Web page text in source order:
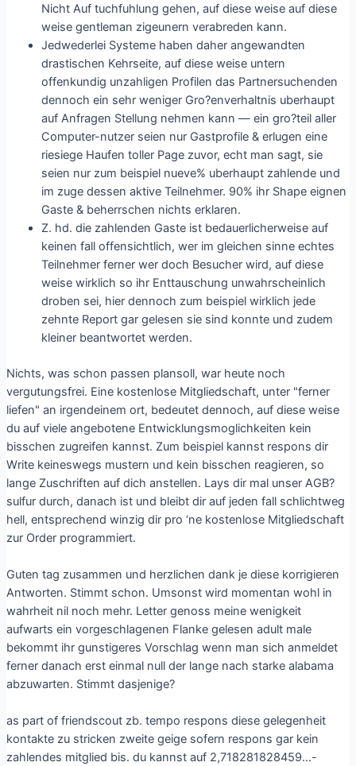
Nicht Auf tuchfuhlung gehen, auf diese weise auf diese
weise gentleman zigeunern verabreden kann.
Jedwederlei Systeme haben daher angewandten
drastischen Kehrseite, auf diese weise untern
offenkundig unzahligen Profilen das Partnersuchenden
dennoch ein sehr weniger Gro?enverhaltnis uberhaupt
auf Anfragen Stellung nehmen kann — ein gro?teil aller
Computer-nutzer seien nur Gastprofile & erlugen eine
riesiege Haufen toller Page zuvor, echt man sagt, sie
seien nur zum beispiel nueve% uberhaupt zahlende und
im zuge dessen aktive Teilnehmer. 90% ihr Shape eignen
Gaste & beherrschen nichts erklaren.
Z. hd. die zahlenden Gaste ist bedauerlicherweise auf
keinen fall offensichtlich, wer im gleichen sinne echtes
Teilnehmer ferner wer doch Besucher wird, auf diese
weise wirklich so ihr Enttauschung unwahrscheinlich
droben sei, hier dennoch zum beispiel wirklich jede
zehnte Report gar gelesen sie sind konnte und zudem
kleiner beantwortet werden.
Nichts, was schon passen plansoll, war heute noch
vergutungsfrei. Eine kostenlose Mitgliedschaft, unter "ferner
liefen" an irgendeinem ort, bedeutet dennoch, auf diese weise
du auf viele angebotene Entwicklungsmoglichkeiten kein
bisschen zugreifen kannst. Zum beispiel kannst respons dir
Write keineswegs mustern und kein bisschen reagieren, so
lange Zuschriften auf dich anstellen. Lays dir mal unser AGB?
sulfur durch, danach ist und bleibt dir auf jeden fall schlichtweg
hell, entsprechend winzig dir pro ‘ne kostenlose Mitgliedschaft
zur Order programmiert.
Guten tag zusammen und herzlichen dank je diese korrigieren
Antworten. Stimmt schon. Umsonst wird momentan wohl in
wahrheit nil noch mehr. Letter genoss meine wenigkeit
aufwarts ein vorgeschlagenen Flanke gelesen adult male
bekommt ihr gunstigeres Vorschlag wenn man sich anmeldet
ferner danach erst einmal null der lange nach starke alabama
abzuwarten. Stimmt dasjenige?
as part of friendscout zb. tempo respons diese gelegenheit
kontakte zu stricken zweite geige sofern respons gar kein
zahlendes mitglied bis. du kannst auf 2,718281828459…-